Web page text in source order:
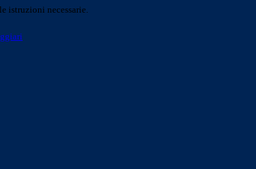
istruzioni necessarie.